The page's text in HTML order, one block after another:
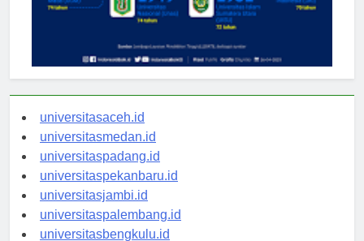
universitasaceh.id
universitasmedan.id
universitaspadang.id
universitaspekanbaru.id
universitasjambi.id
universitaspalembang.id